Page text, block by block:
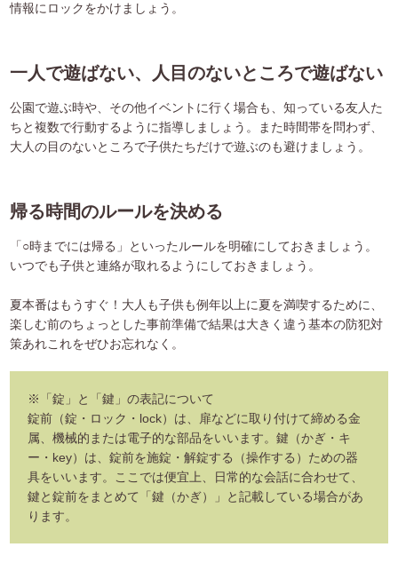
情報にロックをかけましょう。
一人で遊ばない、人目のないところで遊ばない
公園で遊ぶ時や、その他イベントに行く場合も、知っている友人た
ちと複数で行動するように指導しましょう。また時間帯を問わず、
大人の目のないところで子供たちだけで遊ぶのも避けましょう。
帰る時間のルールを決める
「○時までには帰る」といったルールを明確にしておきましょう。
いつでも子供と連絡が取れるようにしておきましょう。
夏本番はもうすぐ！大人も子供も例年以上に夏を満喫するために、
楽しむ前のちょっとした事前準備で結果は大きく違う基本の防犯対
策あれこれをぜひお忘れなく。
※「錠」と「鍵」の表記について
錠前（錠・ロック・lock）は、扉などに取り付けて締める金
属、機械的または電子的な部品をいいます。鍵（かぎ・キ
ー・key）は、錠前を施錠・解錠する（操作する）ための器
具をいいます。ここでは便宜上、日常的な会話に合わせて、
鍵と錠前をまとめて「鍵（かぎ）」と記載している場合があ
ります。